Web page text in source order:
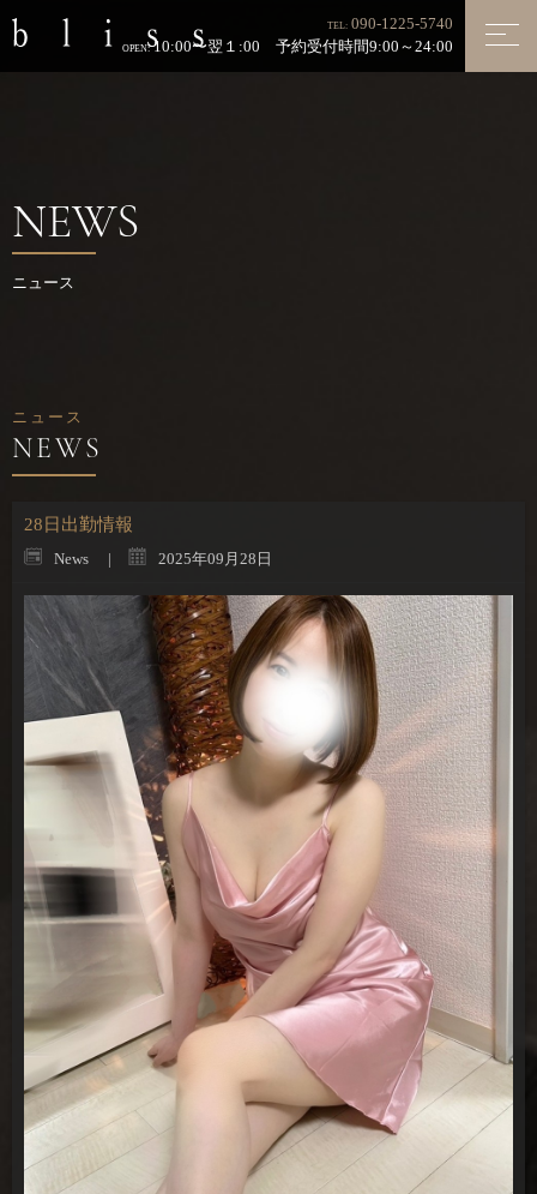
TEL: 090-1225-5740
OPEN:10:00〜翌１:00 予約受付時間9:00～24:00
NEWS
ニュース
ニュース
28日出勤情報
News 2025年09月28日